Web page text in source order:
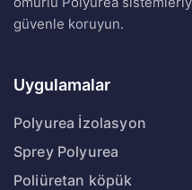
güvenle koruyun.
Uygulamalar
Polyurea İzolasyon
Sprey Polyurea
Poliüretan köpük